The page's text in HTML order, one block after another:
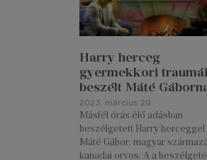
Harry herceg
gyermekkori
beszélt Máté
2023. március 20.
Másfél órás élő adásban
beszélgetett Harry herceggel
Máté Gábor, magyar
kanadai orvos. A a